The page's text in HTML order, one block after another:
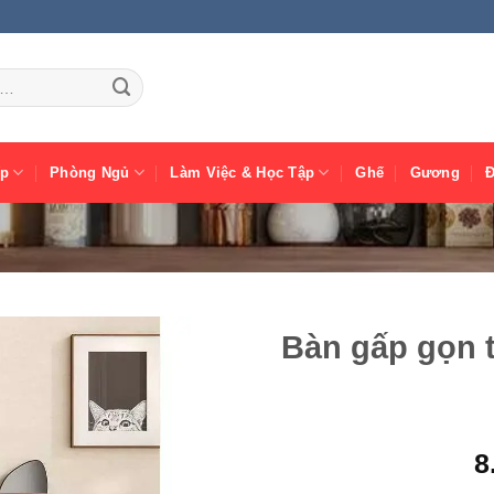
Phòng Ngủ Làm Việc & Học Tập Ghế Gương
Bàn gấp gọn